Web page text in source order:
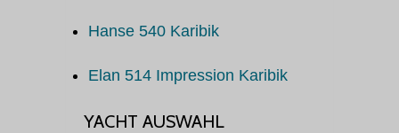
Hanse 540 Karibik
Elan 514 Impression Karibik
YACHT AUSWAHL